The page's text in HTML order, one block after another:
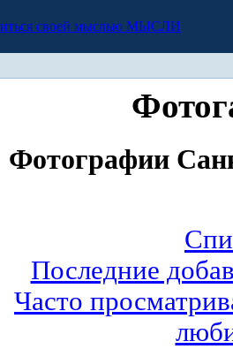
МЫСЛИ
Фотографии
Последние
Часто